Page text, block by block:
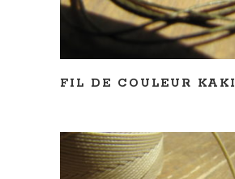
FIL DE COULEUR KAKI